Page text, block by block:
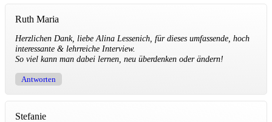
Ruth Maria
Herzlichen Dank, liebe Alina Lessenich, für dieses umfassende, hoch
interessante & lehrreiche Interview.
So viel kann man dabei lernen, neu überdenken oder ändern!
Antworten
Stefanie